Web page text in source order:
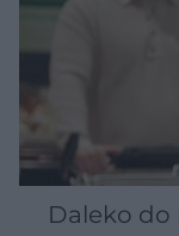
Daleko do